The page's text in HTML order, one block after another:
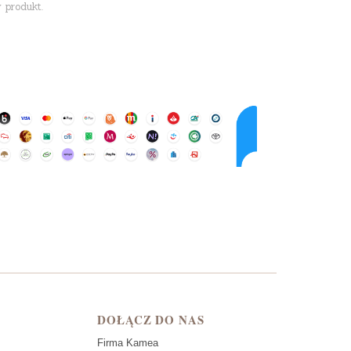
produkt.
DOŁĄCZ DO NAS
Firma Kamea